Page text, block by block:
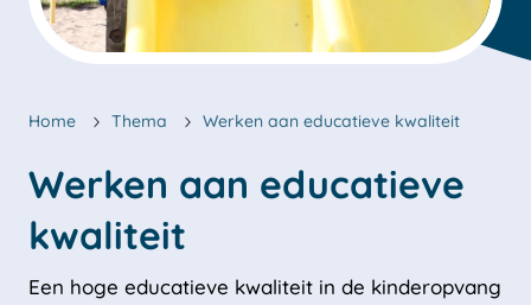
Home Thema Werken aan educatieve kwaliteit
Werken aan educatieve
Een hoge educatieve kwaliteit in de kinderopvang